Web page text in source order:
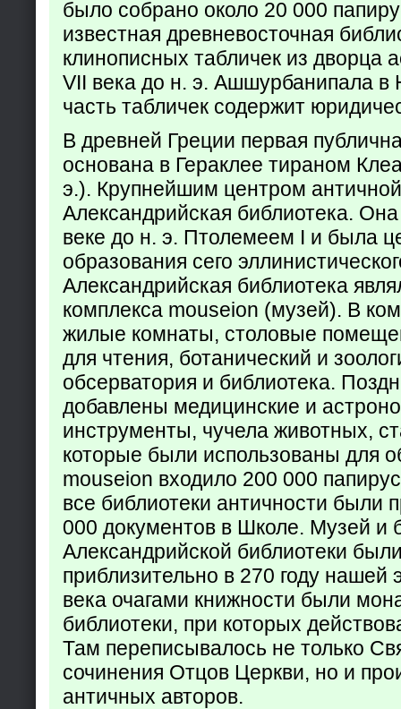
было собрано около 20 000
известная древневосточная
клинописных табличек из дворца
VII века до н. э. Ашшурбанипала в
часть табличек содержит
В древней Греции первая
основана в Гераклее тираном
э.). Крупнейшим центром
Александрийская библиотека.
веке до н. э. Птолемеем I и была
образования сего
Александрийская библиотека
комплекса mouseion (музей). В
жилые комнаты, столовые
для чтения, ботанический и
обсерватория и библиотека.
добавлены медицинские и
инструменты, чучела животных,
которые были использованы для
mouseion входило 200 000
все библиотеки античности были
000 документов в Школе. Музей и
Александрийской библиотеки
приблизительно в 270 году
века очагами книжности были
библиотеки, при которых
Там переписывалось не только
сочинения Отцов Церкви, но и
античных авторов.